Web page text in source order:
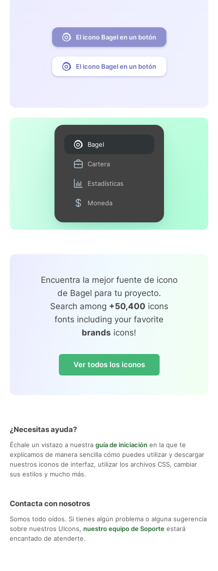
El icono Bagel en un botón
El icono Bagel en un botón
Bagel
Cartera
Estadísticas
Moneda
Encuentra la mejor fuente de icono
de Bagel para tu proyecto.
Search among +50,400 icons
fonts including your favorite
brands icons!
Ver todos los iconos
¿Necesitas ayuda?
Échale un vistazo a nuestra guía de iniciación en la que te
explicamos de manera sencilla cómo puedes utilizar y descargar
nuestros iconos de interfaz, utilizar los archivos CSS, cambiar
sus estilos y mucho más.
Contacta con nosotros
Somos todo oídos. Si tienes algún problema o alguna sugerencia
sobre nuestros UIcons, nuestro equipo de Soporte estará
encantado de atenderte.